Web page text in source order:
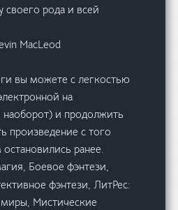
своего рода и всей
MacLeod
вы можете с легкостью
на
и продолжить
произведение с того
ранее.
Боевое фэнтези,
фэнтези, ЛитРес:
Мистические